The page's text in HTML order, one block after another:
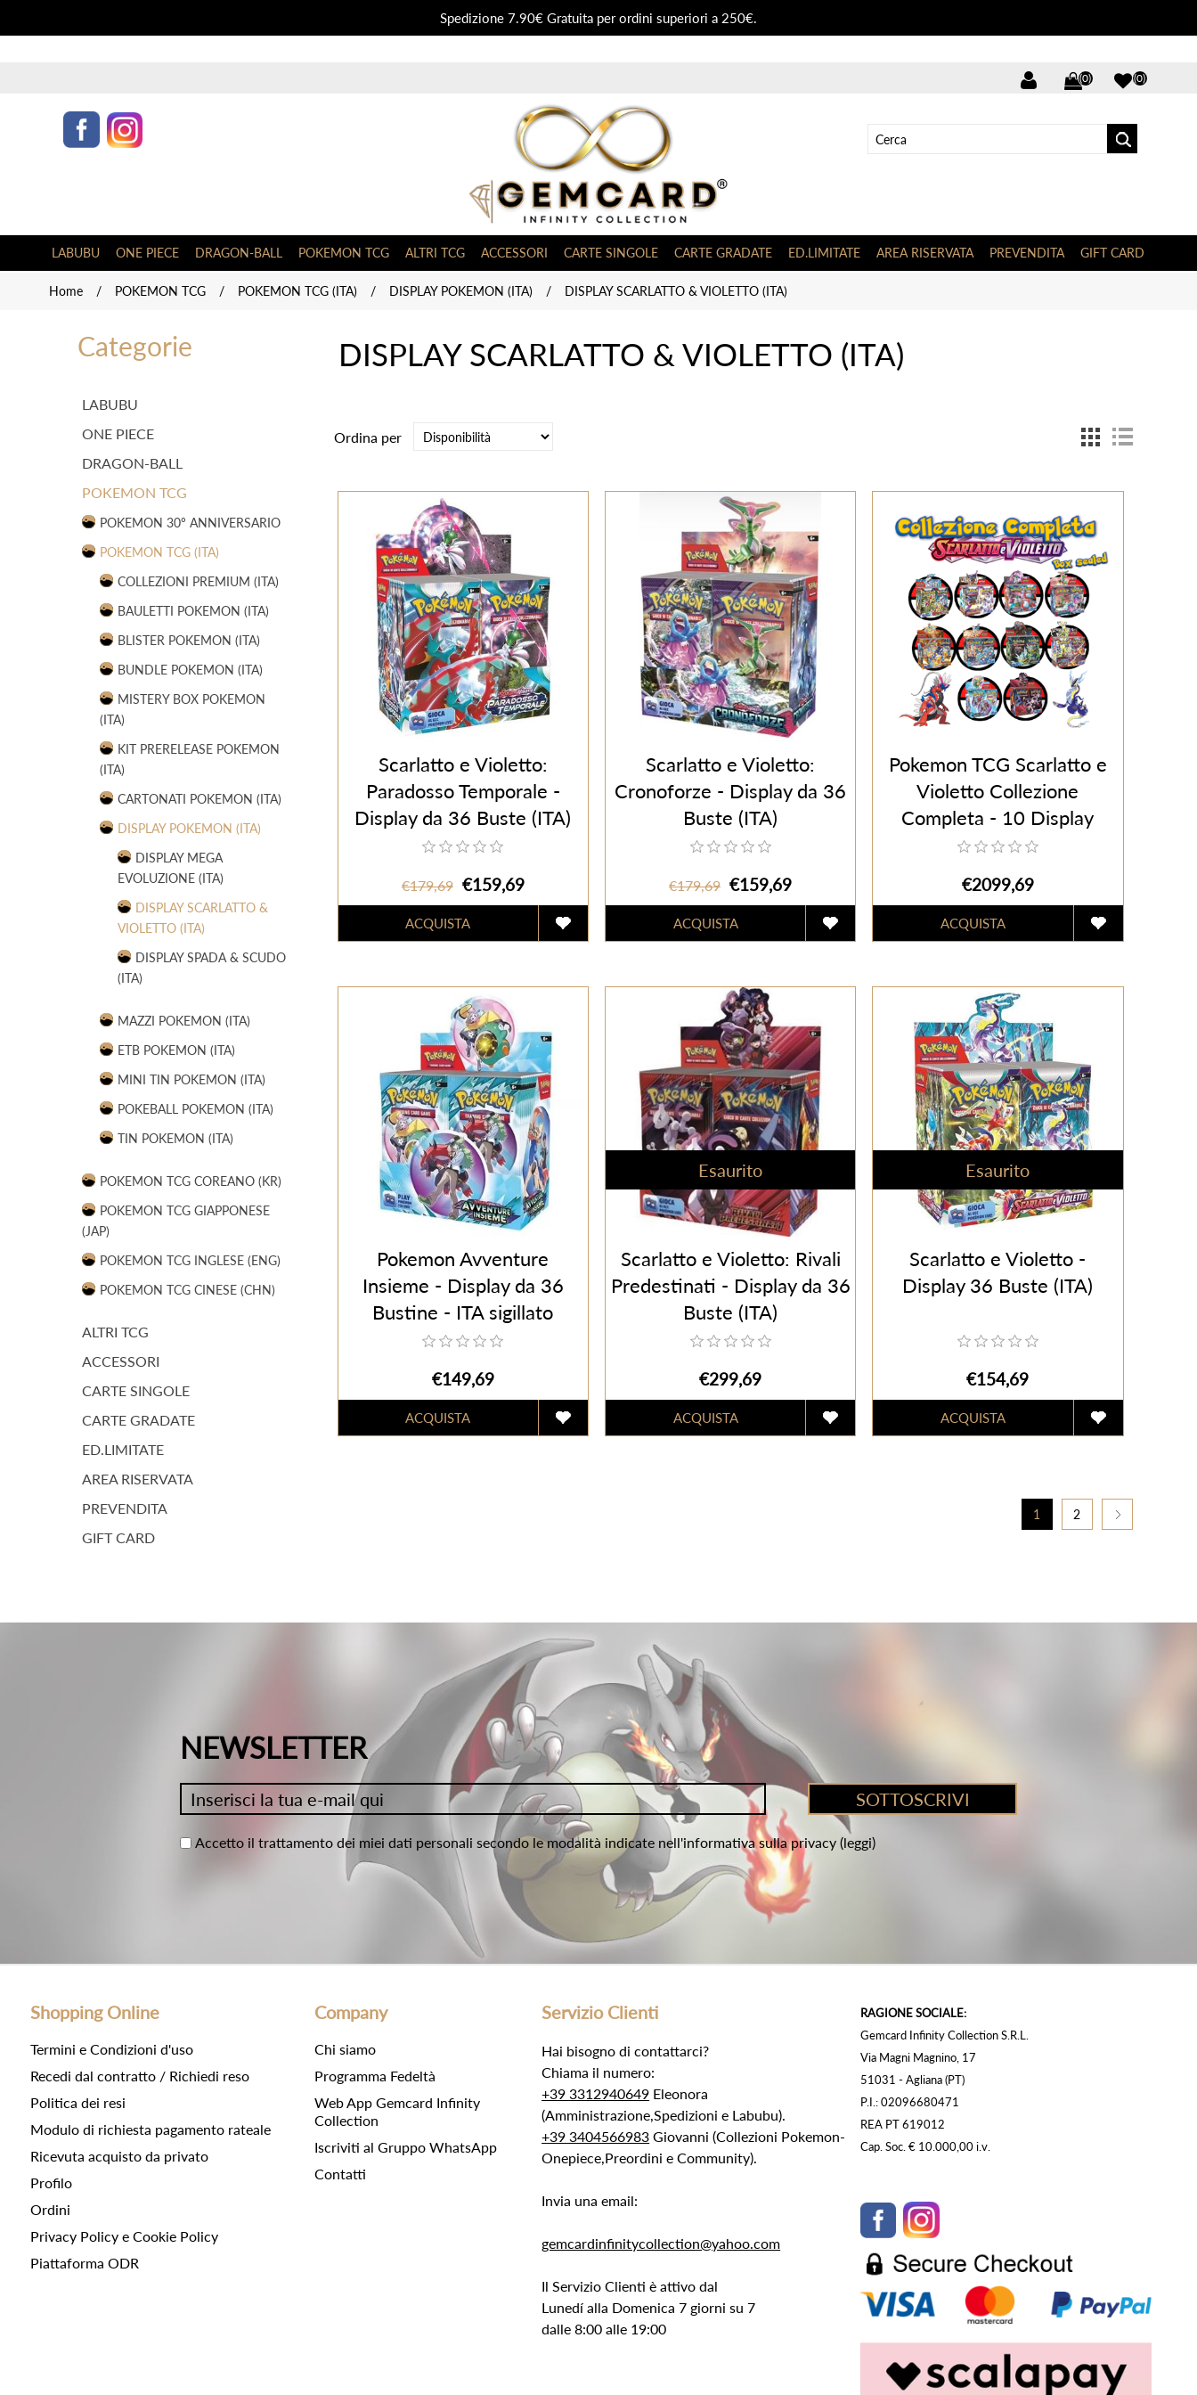
Spedizione 7.90€ Gratuita per ordini superiori a 250€.
(0) (0)
LABUBU ONE PIECE DRAGON-BALL POKEMON TCG ALTRI TCG ACCESSORI CARTE SINGOLE CARTE GRADATE ED.LIMITATE AREA RISERVATA PREVENDITA GIFT CARD
Home / POKEMON TCG / POKEMON TCG (ITA) / DISPLAY POKEMON (ITA) / DISPLAY SCARLATTO & VIOLETTO (ITA)
Categorie
LABUBU
ONE PIECE
DRAGON-BALL
POKEMON TCG
POKEMON 30º ANNIVERSARIO
POKEMON TCG (ITA)
COLLEZIONI PREMIUM (ITA)
BAULETTI POKEMON (ITA)
BLISTER POKEMON (ITA)
BUNDLE POKEMON (ITA)
MISTERY BOX POKEMON
(ITA)
KIT PRERELEASE POKEMON
(ITA)
CARTONATI POKEMON (ITA)
DISPLAY POKEMON (ITA)
DISPLAY MEGA
EVOLUZIONE (ITA)
DISPLAY SCARLATTO &
VIOLETTO (ITA)
DISPLAY SPADA & SCUDO
(ITA)
MAZZI POKEMON (ITA)
ETB POKEMON (ITA)
MINI TIN POKEMON (ITA)
POKEBALL POKEMON (ITA)
TIN POKEMON (ITA)
POKEMON TCG COREANO (KR)
POKEMON TCG GIAPPONESE
(JAP)
POKEMON TCG INGLESE (ENG)
POKEMON TCG CINESE (CHN)
ALTRI TCG
ACCESSORI
CARTE SINGOLE
CARTE GRADATE
ED.LIMITATE
AREA RISERVATA
PREVENDITA
GIFT CARD
DISPLAY SCARLATTO & VIOLETTO (ITA)
Ordina per
Scarlatto e Violetto:
Paradosso Temporale -
Display da 36 Buste (ITA)
€179,69 €159,69
Scarlatto e Violetto:
Cronoforze - Display da 36
Buste (ITA)
€179,69 €159,69
Pokemon TCG Scarlatto e
Violetto Collezione
Completa - 10 Display
Sealed (ITA) con Case
€2099,69
Pokemon Avventure
Insieme - Display da 36
Bustine - ITA sigillato
€149,69
Esaurito
Scarlatto e Violetto: Rivali
Predestinati - Display da 36
Buste (ITA)
€299,69
Esaurito
Scarlatto e Violetto -
Display 36 Buste (ITA)
€154,69
1 2
NEWSLETTER
Accetto il trattamento dei miei dati personali secondo le modalità indicate nell'informativa sulla privacy (leggi)
Shopping Online
Termini e Condizioni d'uso
Recedi dal contratto / Richiedi reso
Politica dei resi
Modulo di richiesta pagamento rateale
Ricevuta acquisto da privato
Profilo
Ordini
Privacy Policy e Cookie Policy
Piattaforma ODR
Company
Chi siamo
Programma Fedeltà
Web App Gemcard Infinity
Collection
Iscriviti al Gruppo WhatsApp
Contatti
Servizio Clienti
Hai bisogno di contattarci?
Chiama il numero:
+39 3312940649 Eleonora
(Amministrazione,Spedizioni e Labubu).
+39 3404566983 Giovanni (Collezioni Pokemon-
Onepiece,Preordini e Community).
Invia una email:
gemcardinfinitycollection@yahoo.com
Il Servizio Clienti è attivo dal
Lunedí alla Domenica 7 giorni su 7
dalle 8:00 alle 19:00
RAGIONE SOCIALE:
Gemcard Infinity Collection S.R.L.
Via Magni Magnino, 17
51031 - Agliana (PT)
P.I.: 02096680471
REA PT 619012
Cap. Soc. € 10.000,00 i.v.